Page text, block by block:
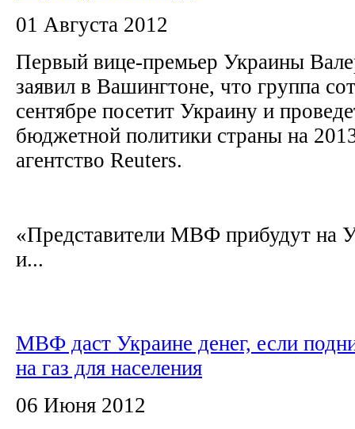
01 Августа 2012
Первый вице-премьер Украины
заявил в Вашингтоне, что группа
сентябре посетит Украину и
бюджетной политики страны на
агентство Reuters.
«Представители МВФ прибудут на
и...
МВФ даст Украине денег, если
на газ для населения
06 Июня 2012